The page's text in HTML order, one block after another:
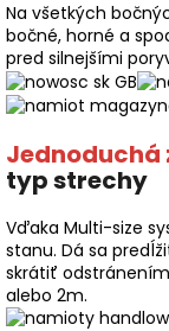
Na všetkých
bočné, horné a
pred silnejšími
Jednoduchá
typ strechy
Vďaka Multi-size
stanu. Dá sa
skrátiť
alebo 2m.